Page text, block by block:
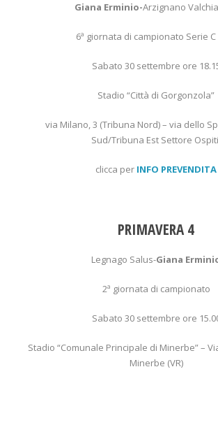
Giana Erminio-Arzignano
6ª giornata di campionato Serie C
Sabato 30 settembre ore
Stadio “Città di Gorgonzola”
via Milano, 3 (Tribuna Nord) – via dello
Sud/Tribuna Est Settore
clicca per INFO PREVENDITA
PRIMAVERA 4
Legnago Salus-Giana
2ª giornata di campionato
Sabato 30 settembre ore
Stadio “Comunale Principale di Minerbe” –
Minerbe (VR)